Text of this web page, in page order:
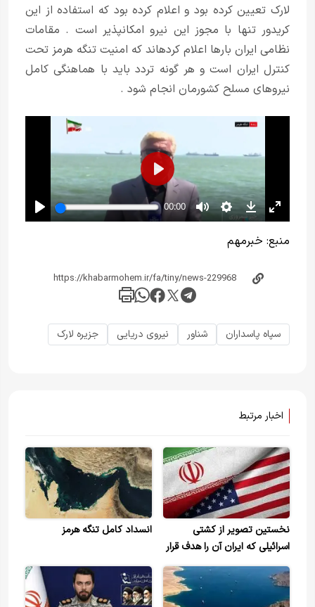
لارک تعیین کرده بود و اعلام کرده بود که استفاده از این
کریدور تنها با مجوز این نیرو امکانپذیر است . مقامات
نظامی ایران بارها اعلام کردهاند که امنیت تنگه هرمز تحت
کنترل ایران است و هر گونه تردد باید با هماهنگی کامل
نیروهای مسلح کشورمان انجام شود .
منبع: خبر‌مهم
سپاه پاسداران شناور نیروی دریایی جزیره لارک
اخبار مرتبط
نخستین تصویر از کشتی
اسرائیلی که ایران آن را هدف قرار
داد+ویدیو
انسداد کامل تنگه هرمز